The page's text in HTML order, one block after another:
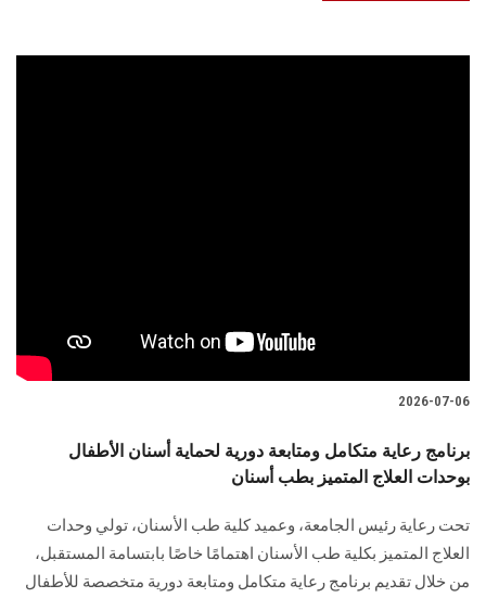
2026-07-06
برنامج رعاية متكامل ومتابعة دورية لحماية أسنان الأطفال
بوحدات العلاج المتميز بطب أسنان
تحت رعاية رئيس الجامعة، وعميد كلية طب الأسنان، تولي وحدات
العلاج المتميز بكلية طب الأسنان اهتمامًا خاصًا بابتسامة المستقبل،
من خلال تقديم برنامج رعاية متكامل ومتابعة دورية متخصصة للأطفال